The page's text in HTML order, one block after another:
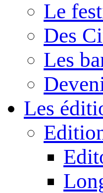
Le
Des
Les
Les